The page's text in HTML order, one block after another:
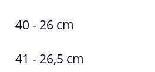
40 - 26 cm
41 - 26,5 cm